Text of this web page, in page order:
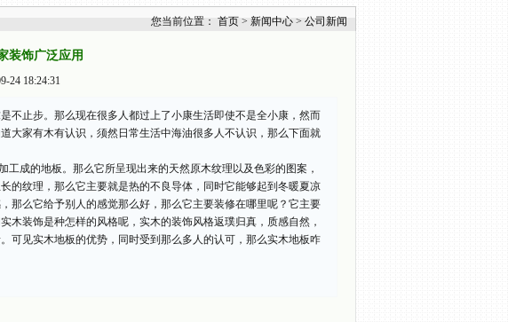
您当前位置： 首页 > 新闻中心 > 公司新闻
装饰广泛应用
24 18:24:31
不止步。那么现在很多人都过上了小康生活即使不是全小康，然而
大家有木有认识，须然日常生活中海油很多人不认识，那么下面就
成的地板。那么它所呈现出来的天然原木纹理以及色彩的图案，
的纹理，那么它主要就是热的不良导体，同时它能够起到冬暖夏凉
那么它给予别人的感觉那么好，那么它主要装修在哪里呢？它主要
木装饰是种怎样的风格呢，实木的装饰风格返璞归真，质感自然，
可见实木地板的优势，同时受到那么多人的认可，那么实木地板咋